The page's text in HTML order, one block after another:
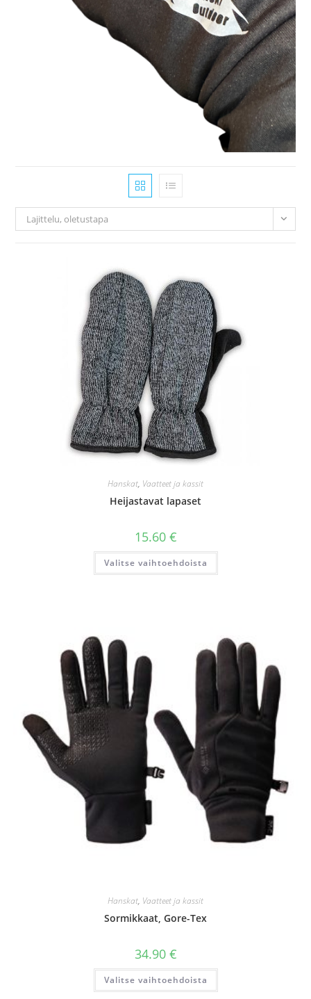
Lajittelu, oletustapa
Hanskat, Vaatteet ja kassit
Heijastavat lapaset
15.60 €
Valitse vaihtoehdoista
Tällä
on
sivulla.
Hanskat, Vaatteet ja kassit
Sormikkaat, Gore-Tex
34.90 €
Valitse vaihtoehdoista
Tällä
on